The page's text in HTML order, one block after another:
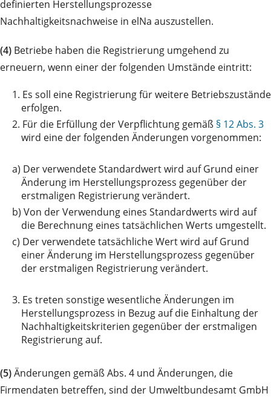
definierten Herstellungsprozesse
Nachhaltigkeitsnachweise in elNa auszustellen.
(4) Betriebe haben die Registrierung umgehend zu
erneuern, wenn einer der folgenden Umstände eintritt:
1. Es soll eine Registrierung für weitere Betriebszustände
erfolgen.
2. Für die Erfüllung der Verpflichtung gemäß § 12 Abs. 3
wird eine der folgenden Änderungen vorgenommen:
a) Der verwendete Standardwert wird auf Grund einer
Änderung im Herstellungsprozess gegenüber der
erstmaligen Registrierung verändert.
b) Von der Verwendung eines Standardwerts wird auf
die Berechnung eines tatsächlichen Werts umgestellt.
c) Der verwendete tatsächliche Wert wird auf Grund
einer Änderung im Herstellungsprozess gegenüber
der erstmaligen Registrierung verändert.
3. Es treten sonstige wesentliche Änderungen im
Herstellungsprozess in Bezug auf die Einhaltung der
Nachhaltigkeitskriterien gegenüber der erstmaligen
Registrierung auf.
(5)Änderungen gemäß Abs. 4 und Änderungen, die
Firmendaten betreffen, sind der Umweltbundesamt GmbH